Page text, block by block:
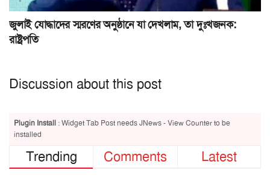
জুলাই যোদ্ধাদের স্মরণের অনুষ্ঠানে যা দেখলাম, তা দুঃখজনক:
রাষ্ট্রপতি
Discussion about this post
Plugin Install : Widget Tab Post needs JNews - View Counter to be
installed
Trending Comments Latest